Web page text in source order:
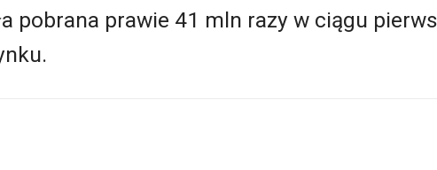
pobrana prawie 41 mln razy w ciągu